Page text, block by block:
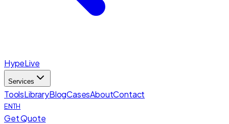
HypeLive
Services
ToolsLibraryBlogCasesAboutContact
ENTH
Get Quote